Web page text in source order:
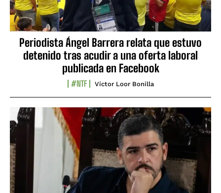
Periodista Ángel Barrera relata que estuvo
detenido tras acudir a una oferta laboral
publicada en Facebook
#NTF Víctor Loor Bonilla